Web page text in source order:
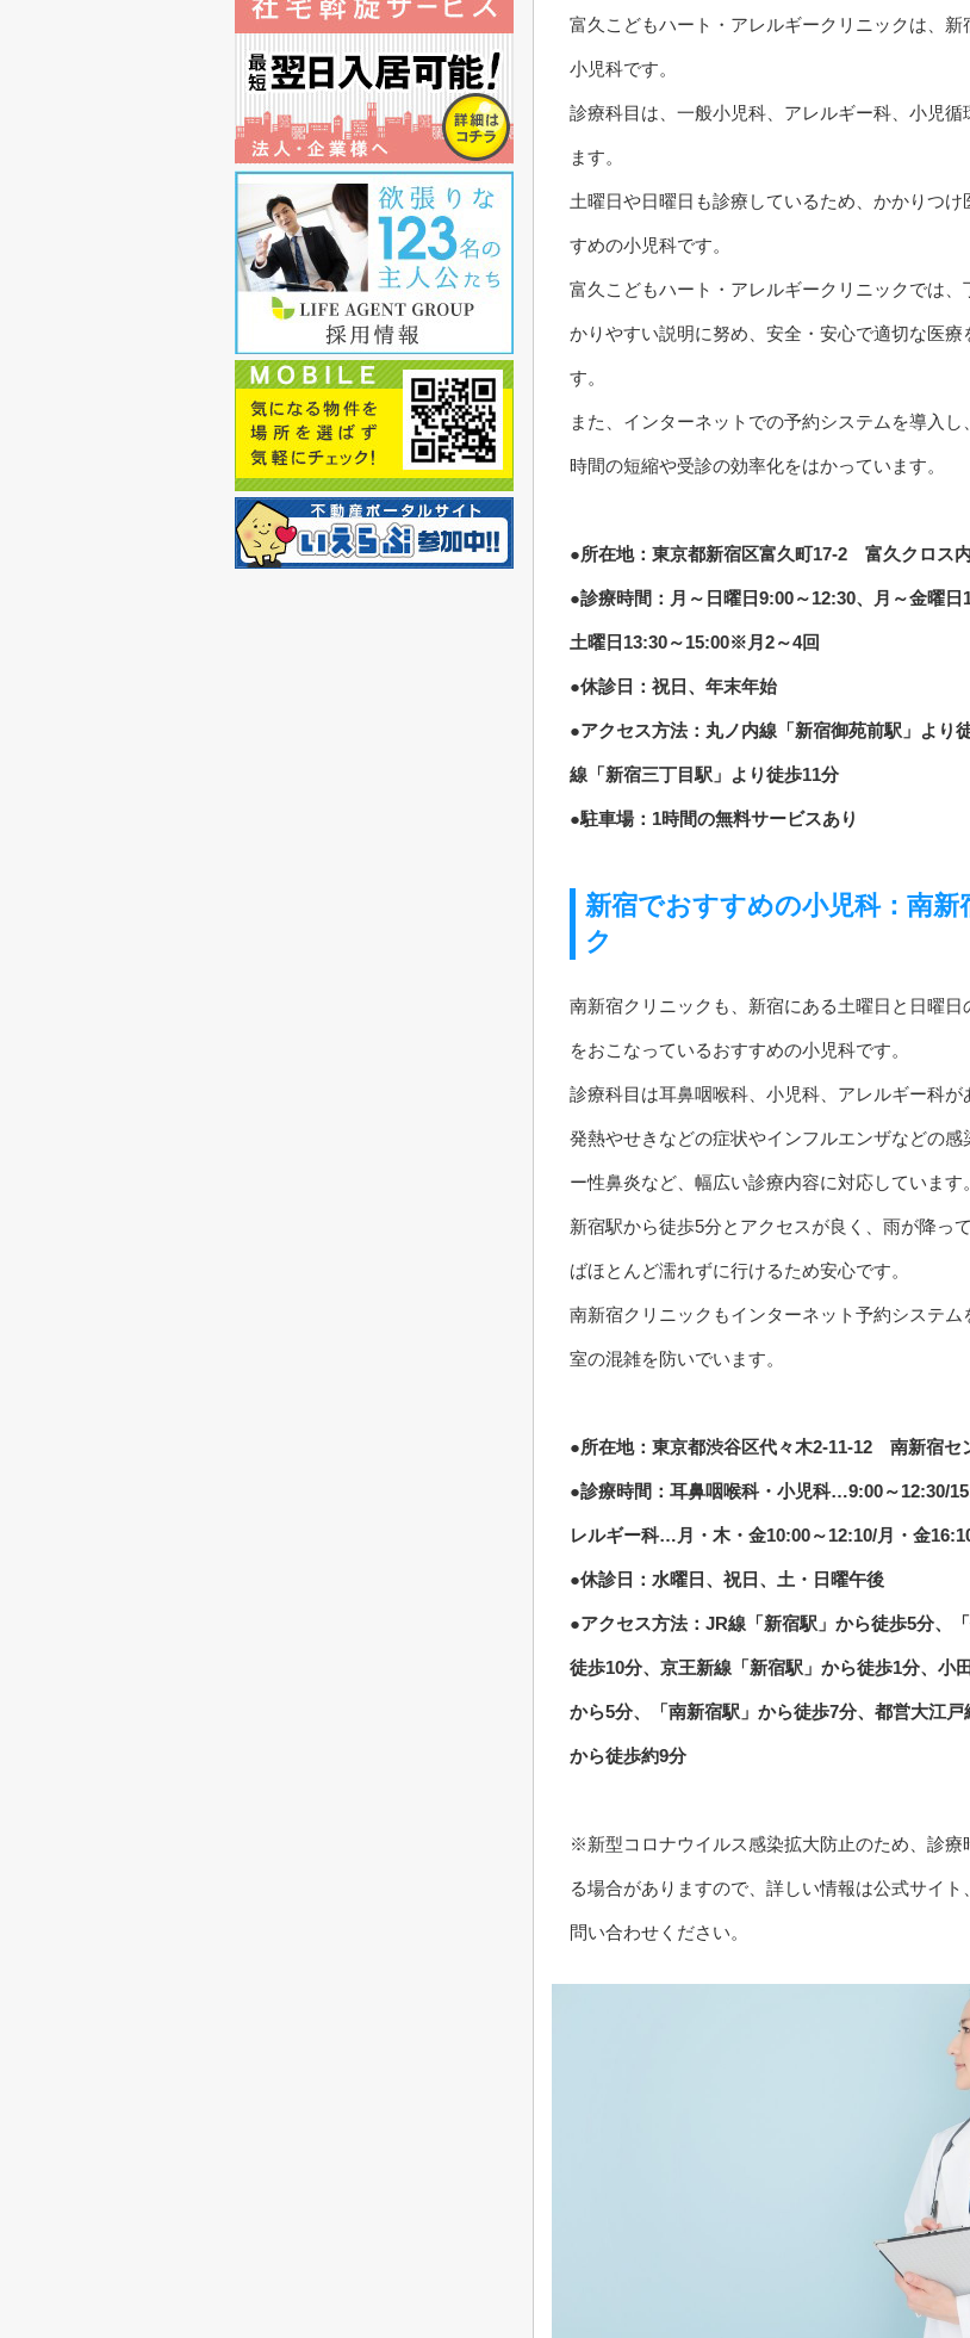
富久こどもハート・アレルギークリニックは、新
小児科です。
診療科目は、一般小児科、アレルギー科、小児循
ます。
土曜日や日曜日も診療しているため、かかりつけ
すめの小児科です。
富久こどもハート・アレルギークリニックでは、
かりやすい説明に努め、安全・安心で適切な医療
す。
また、インターネットでの予約システムを導入し
時間の短縮や受診の効率化をはかっています。
●所在地：東京都新宿区富久町17-2 富久クロス内
●診療時間：月～日曜日9:00～12:30、月～金曜日
土曜日13:30～15:00※月2～4回
●休診日：祝日、年末年始
●アクセス方法：丸ノ内線「新宿御苑前駅」より
線「新宿三丁目駅」より徒歩11分
●駐車場：1時間の無料サービスあり
新宿でおすすめの小児科：南新
ク
南新宿クリニックも、新宿にある土曜日と日曜日
をおこなっているおすすめの小児科です。
診療科目は耳鼻咽喉科、小児科、アレルギー科が
発熱やせきなどの症状やインフルエンザなどの感
ー性鼻炎など、幅広い診療内容に対応しています。
新宿駅から徒歩5分とアクセスが良く、雨が降っ
ばほとんど濡れずに行けるため安心です。
南新宿クリニックもインターネット予約システム
室の混雑を防いでいます。
●所在地：東京都渋谷区代々木2-11-12 南新宿セ
●診療時間：耳鼻咽喉科・小児科…9:00～12:30/
レルギー科…月・木・金10:00～12:10/月・金
●休診日：水曜日、祝日、土・日曜午後
●アクセス方法：JR線「新宿駅」から徒歩5分、
徒歩10分、京王新線「新宿駅」から徒歩1分、小
から5分、「南新宿駅」から徒歩7分、都営大江戸
から徒歩約9分
※新型コロナウイルス感染拡大防止のため、診療
る場合がありますので、詳しい情報は公式サイト
問い合わせください。